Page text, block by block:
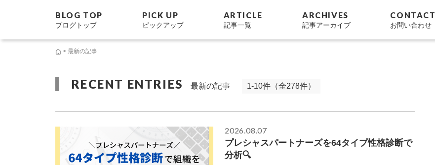
BLOG TOP
ブログトップ
PICK UP
ピックアップ
ARTICLE
記事一覧
ARCHIVES
記事アーカイブ
CONTACT
お問い合わせ
> 最新の記事
RECENT ENTRIES 最新の記事 1-10件（全278件）
2026.08.07
プレシャスパートナーズを64タイプ性格診断で
分析🔍